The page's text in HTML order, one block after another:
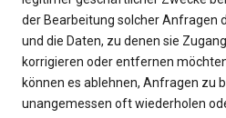
der Bearbeitung solcher Anfragen
und die Daten, zu denen sie
korrigieren oder entfernen
können es ablehnen, Anfragen zu
unangemessen oft wiederholen